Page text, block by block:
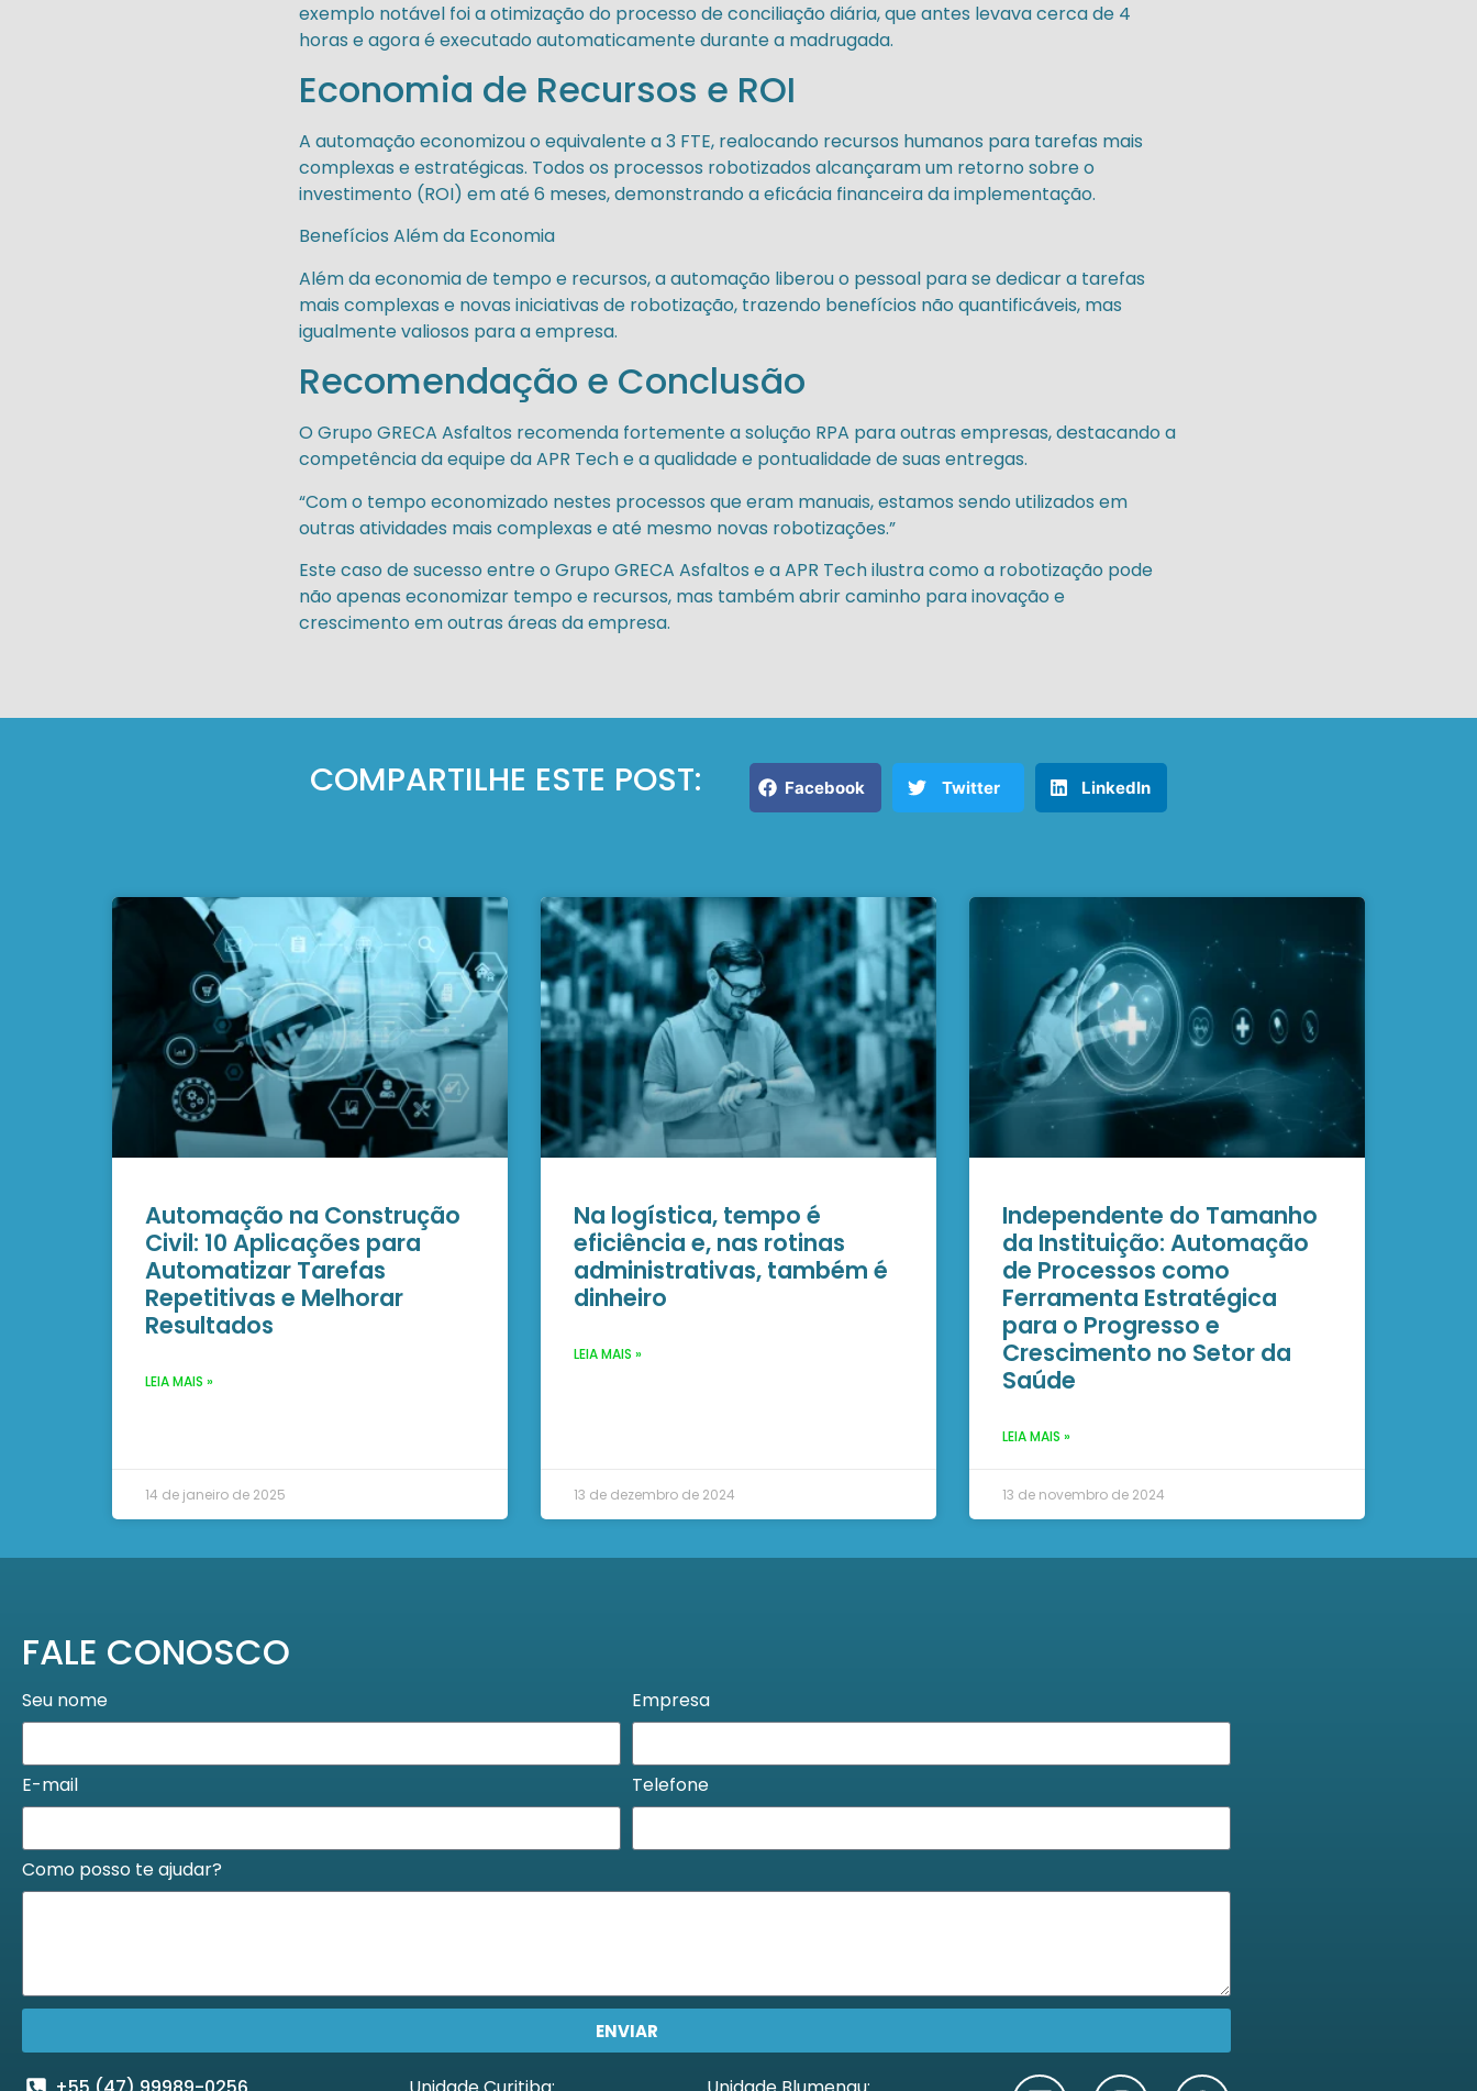
exemplo notável foi a otimização do processo de conciliação diária, que antes levava cerca de 4
horas e agora é executado automaticamente durante a madrugada.
Economia de Recursos e ROI
A automação economizou o equivalente a 3 FTE, realocando recursos humanos para tarefas mais
complexas e estratégicas. Todos os processos robotizados alcançaram um retorno sobre o
investimento (ROI) em até 6 meses, demonstrando a eficácia financeira da implementação.
Benefícios Além da Economia
Além da economia de tempo e recursos, a automação liberou o pessoal para se dedicar a tarefas
mais complexas e novas iniciativas de robotização, trazendo benefícios não quantificáveis, mas
igualmente valiosos para a empresa.
Recomendação e Conclusão
O Grupo GRECA Asfaltos recomenda fortemente a solução RPA para outras empresas, destacando a
competência da equipe da APR Tech e a qualidade e pontualidade de suas entregas.
“Com o tempo economizado nestes processos que eram manuais, estamos sendo utilizados em
outras atividades mais complexas e até mesmo novas robotizações.”
Este caso de sucesso entre o Grupo GRECA Asfaltos e a APR Tech ilustra como a robotização pode
não apenas economizar tempo e recursos, mas também abrir caminho para inovação e
crescimento em outras áreas da empresa.
COMPARTILHE ESTE POST: Facebook Twitter LinkedIn
Automação na Construção
Civil: 10 Aplicações para
Automatizar Tarefas
Repetitivas e Melhorar
Resultados
LEIA MAIS »
14 de janeiro de 2025
Na logística, tempo é
eficiência e, nas rotinas
administrativas, também é
dinheiro
LEIA MAIS »
13 de dezembro de 2024
Independente do Tamanho
da Instituição: Automação
de Processos como
Ferramenta Estratégica
para o Progresso e
Crescimento no Setor da
Saúde
LEIA MAIS »
13 de novembro de 2024
FALE CONOSCO
Seu nome Empresa
E-mail Telefone
Como posso te ajudar?
ENVIAR